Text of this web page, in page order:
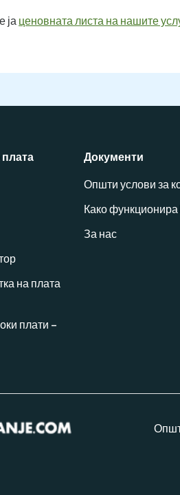
јаценовната листа на нашите
на плата
плати –
Документи
Општи услови за
Како
За нас